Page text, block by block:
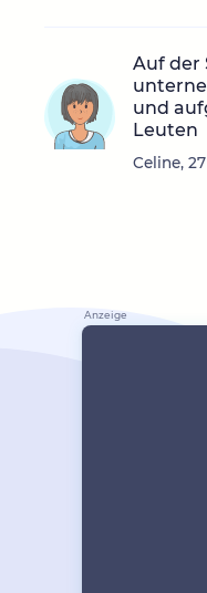
Auf der
und
Leuten
Celine,